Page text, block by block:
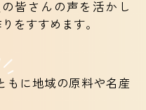
皆さんの声を活かし
をすすめます。
もに地域の原料や名産